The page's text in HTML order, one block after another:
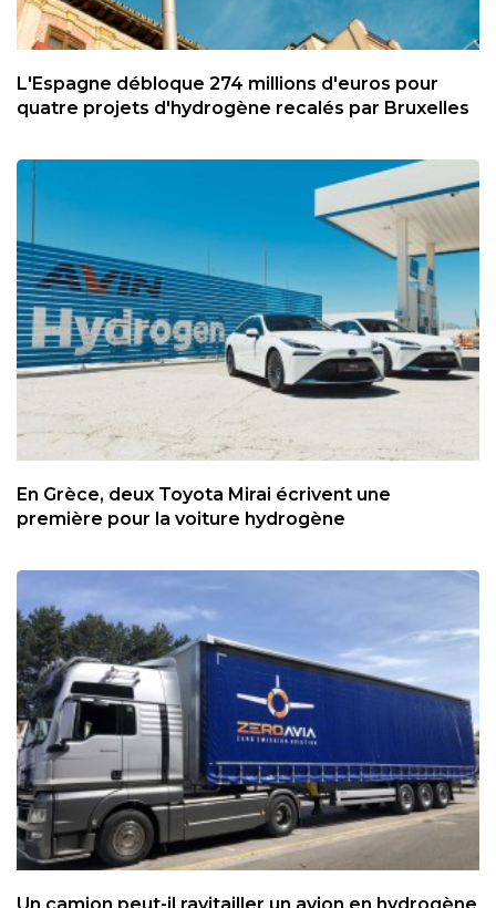
L'Espagne débloque 274 millions d'euros pour
quatre projets d'hydrogène recalés par Bruxelles
En Grèce, deux Toyota Mirai écrivent une
première pour la voiture hydrogène